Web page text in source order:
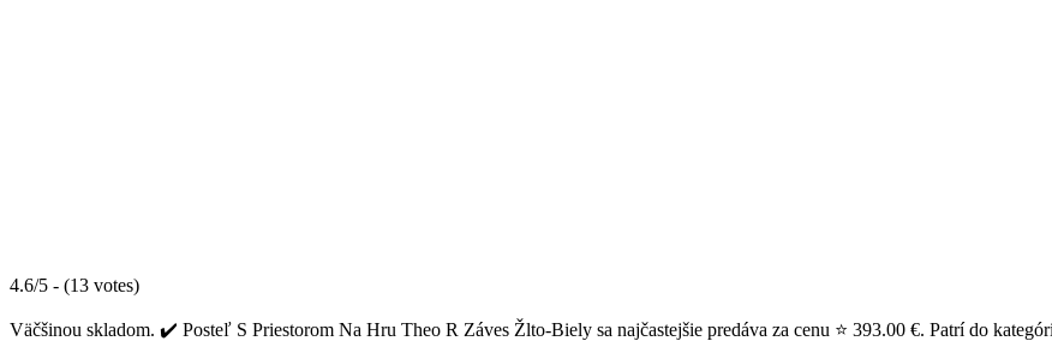
4.6/5 - (13 votes)
Väčšinou skladom. ✔️ Posteľ S Priestorom Na Hru Theo R Záves Žlto-Biely sa najčastejšie predáva za cenu ⭐ 393.00 €. Patrí do